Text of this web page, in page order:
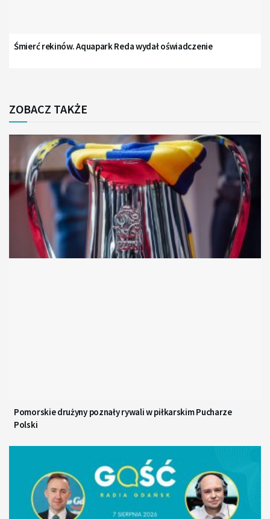
Śmierć rekinów. Aquapark Reda wydał oświadczenie
ZOBACZ TAKŻE
Pomorskie drużyny poznały rywali w piłkarskim Pucharze
Polski